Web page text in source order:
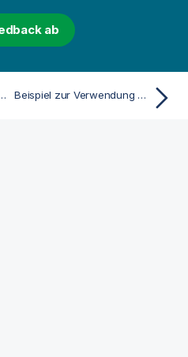
ab
test-Funktionen im Ladeskript Beispiel zur Verwendung der z-test-Funktionen